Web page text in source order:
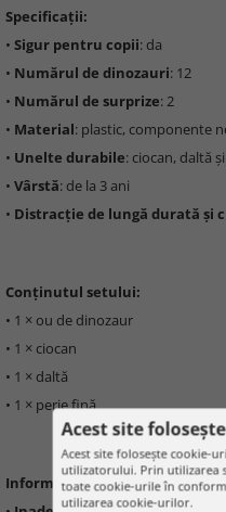
Specificații:
• Sigur pentru copii: da
• Numărul de dinozauri: 12
• Numărul de surprize: 2
• Material: plastic, componente
• Unelte durabile: ciocan, daltă
• Vârstă: de la 3 ani
• Distracție de lungă durată și
Conținutul setului:
• 1 × ou de dinozaur
• 1 × ciocan
• 1 × daltă
• 1 × perie fină
Informații importante:
Acest site
Acest site folosește cookie-
utilizatorului. Prin utilizarea
toate cookie-urile în
utilizarea cookie-urilor.